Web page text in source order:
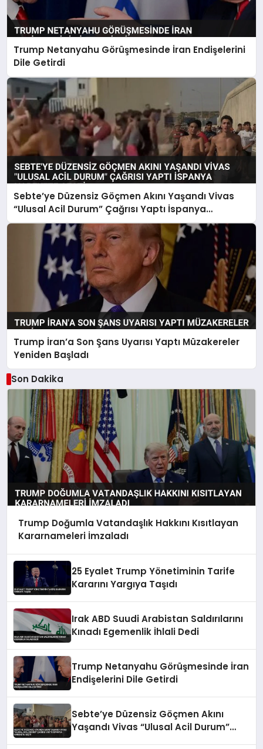
Trump Netanyahu Görüşmesinde İran Endişelerini
Dile Getirdi
Sebte’ye Düzensiz Göçmen Akını Yaşandı Vivas
“Ulusal Acil Durum” Çağrısı Yaptı İspanya
Harekete Geçti
Trump İran’a Son Şans Uyarısı Yaptı Müzakereler
Yeniden Başladı
Son Dakika
Trump Doğumla Vatandaşlık Hakkını Kısıtlayan
Kararnameleri İmzaladı
25 Eyalet Trump Yönetiminin Tarife
Kararını Yargıya Taşıdı
Irak ABD Suudi Arabistan Saldırılarını
Kınadı Egemenlik İhlali Dedi
Trump Netanyahu Görüşmesinde İran
Endişelerini Dile Getirdi
Sebte’ye Düzensiz Göçmen Akını
Yaşandı Vivas “Ulusal Acil Durum”